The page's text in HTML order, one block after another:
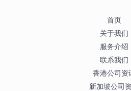
首页
关于我们
服务介绍
联系我们
香港公司资
新加坡公司